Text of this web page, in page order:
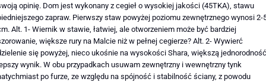
opinię. Dom jest wykonany z cegieł o wysokiej jakości (45TKA), stawu
zapraw. Pierwszy staw powyżej poziomu zewnętrznego wynosi 2-
Alt. 1- Wiernik w stawie, łatwiej, ale otworzeniem może być bardziej
większe rury na Malcie niż w pełnej cegierze? Alt. 2- Wywierć
się powyżej, nieco ukośnie na wysokości Shara, większą
wynik. W obu przypadkach usuwam zewnętrzny i wewnętrzny tynk
po furze, ze względu na spójność i stabilność ściany, z powodu